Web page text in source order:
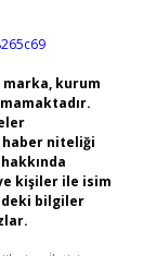
kurum
haber niteliği
kişiler ile isim
bilgiler